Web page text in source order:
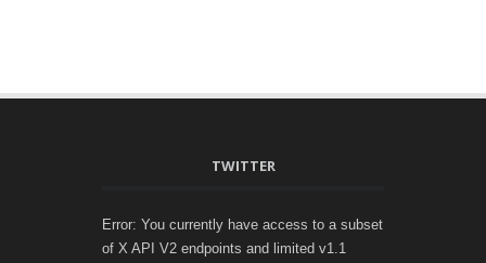
TWITTER
Error: You currently have access to a subset
of X API V2 endpoints and limited v1.1